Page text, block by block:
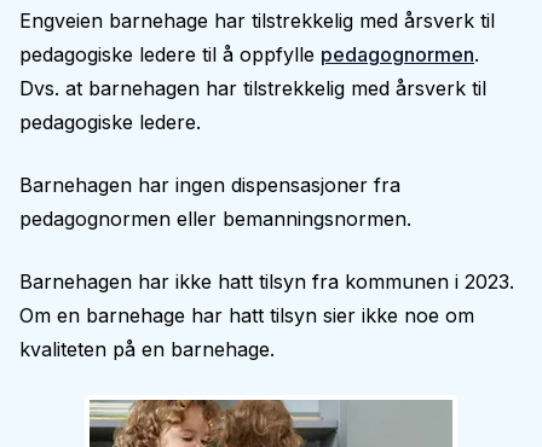
Engveien barnehage har tilstrekkelig med årsverk til
pedagogiske ledere til å oppfylle pedagognormen.
Dvs. at barnehagen har tilstrekkelig med årsverk til
pedagogiske ledere.
Barnehagen har ingen dispensasjoner fra
pedagognormen eller bemanningsnormen.
Barnehagen har ikke hatt tilsyn fra kommunen i 2023.
Om en barnehage har hatt tilsyn sier ikke noe om
kvaliteten på en barnehage.